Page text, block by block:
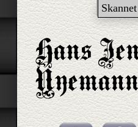
Skannet